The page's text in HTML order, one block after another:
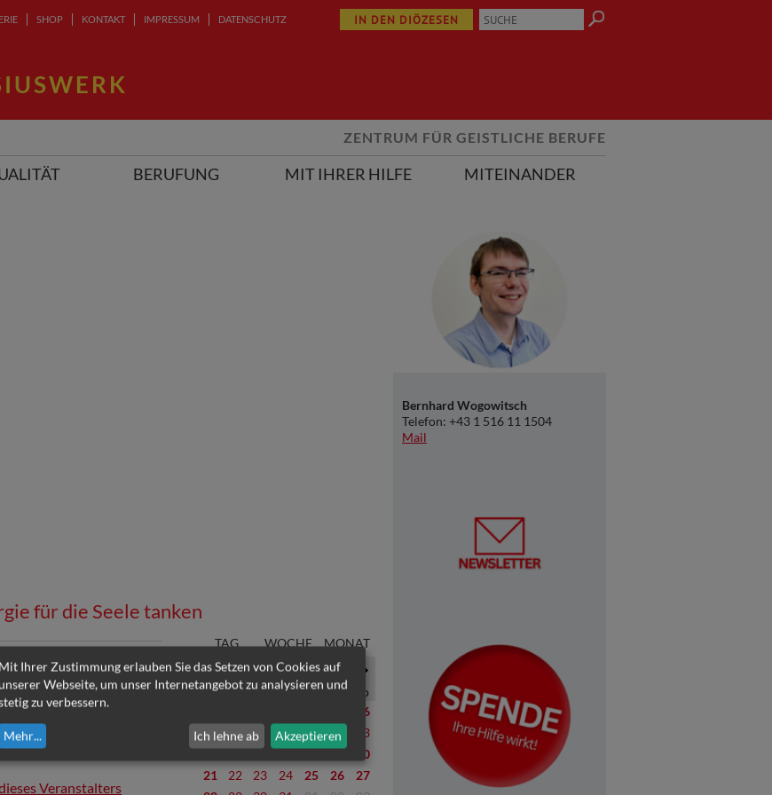
IN DEN DIÖZESEN
SHOP KONTAKT IMPRESSUM DATENSCHUTZ
ZENTRUM FÜR GEISTLICHE BERUFE
BERUFUNG MIT IHRER HILFE MITEINANDER
Bernhard Wogowitsch
Telefon: +43 1 516 11 1504
Mail
für die Seele tanken
zum
Veranstalters
TAG WOCHE
MONAT
Juli 25
Mo Di Mi Do Fr Sa
So
06
07
08 09 10 11 12
13
17 18 19
20
21
22 23 24 25 26
27
Mit Ihrer Zustimmung erlauben Sie das Setzen von Cookies auf
Webseite, um unser Internetangebot zu analysieren und
zu verbessern.
Mehr... Ich lehne ab Akzeptieren